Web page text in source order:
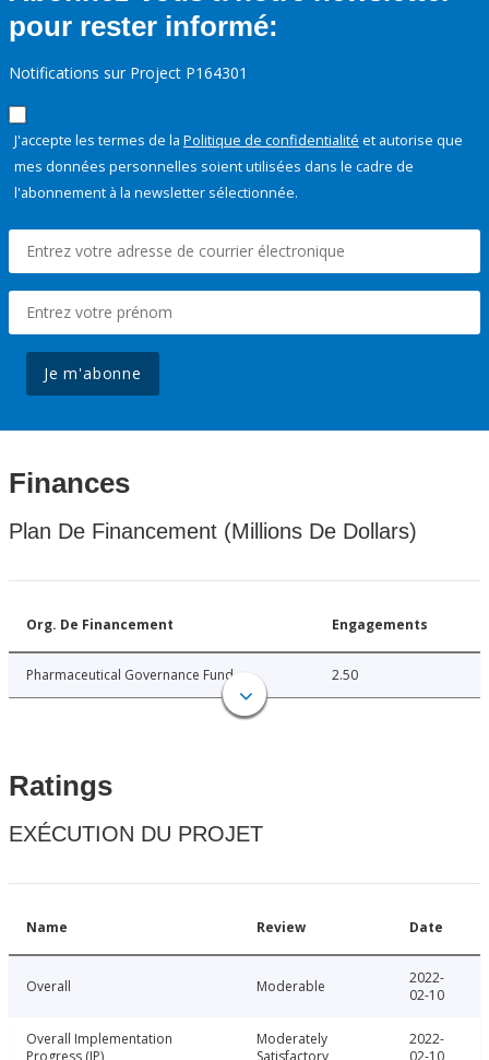
pour rester informé:
Notifications sur Project P164301
J'accepte les termes de la Politique de confidentialité et autorise que
mes données personnelles soient utilisées dans le cadre de
l'abonnement à la newsletter sélectionnée.
Je m'abonne
Finances
Plan De Financement (Millions De Dollars)
Org. De Financement Engagements
Pharmaceutical Governance Fund 2.50
Ratings
EXÉCUTION DU PROJET
Name Review Date
Overall Moderable
2022-
02-10
Overall Implementation
Moderately
2022-